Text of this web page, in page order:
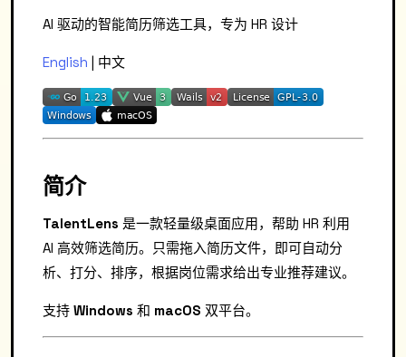
AI 驱动的智能简历筛选工具，专为 HR 设计
English | 中文
简介
TalentLens 是一款轻量级桌面应用，帮助 HR 利用
AI 高效筛选简历。只需拖入简历文件，即可自动分
析、打分、排序，根据岗位需求给出专业推荐建议。
支持 Windows 和 macOS 双平台。